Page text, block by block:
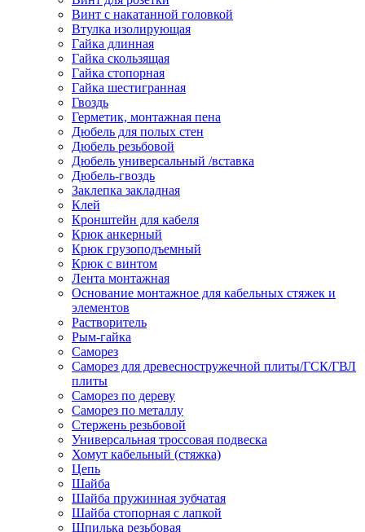
Винт с накатанной головкой
Втулка изолирующая
Гайка длинная
Гайка скользящая
Гайка стопорная
Гайка шестигранная
Гвоздь
Герметик, монтажная пена
Дюбель для полых стен
Дюбель резьбовой
Дюбель универсальный /вставка
Дюбель-гвоздь
Заклепка закладная
Клей
Кронштейн для кабеля
Крюк анкерный
Крюк грузоподъемный
Крюк с винтом
Лента монтажная
Основание монтажное для кабельных стяжек и
элементов
Растворитель
Рым-гайка
Саморез
Саморез для древесностружечной плиты/ГСК/ГВЛ
плиты
Саморез по дереву
Саморез по металлу
Стержень резьбовой
Универсальная троссовая подвеска
Хомут кабельный (стяжка)
Цепь
Шайба
Шайба пружинная зубчатая
Шайба стопорная с лапкой
Шпилька резьбовая